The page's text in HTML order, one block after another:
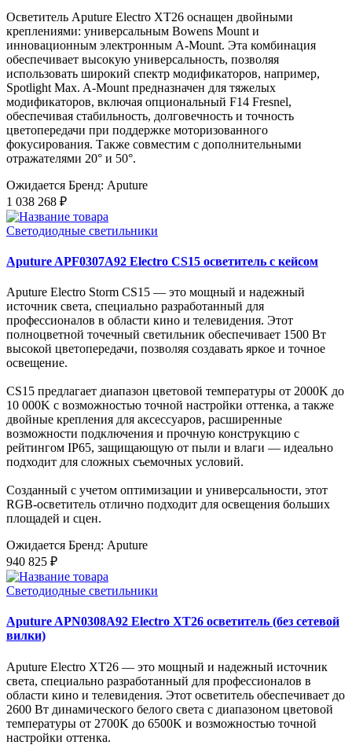
Осветитель Aputure Electro XT26 оснащен двойными
креплениями: универсальным Bowens Mount и
инновационным электронным A-Mount. Эта комбинация
обеспечивает высокую универсальность, позволяя
использовать широкий спектр модификаторов, например,
Spotlight Max. A-Mount предназначен для тяжелых
модификаторов, включая опциональный F14 Fresnel,
обеспечивая стабильность, долговечность и точность
цветопередачи при поддержке моторизованного
фокусирования. Также совместим с дополнительными
отражателями 20° и 50°.
Ожидается Бренд: Aputure
1 038 268 ₽
Светодиодные светильники
Aputure APF0307A92 Electro CS15 осветитель с кейсом
Aputure Electro Storm CS15 — это мощный и надежный
источник света, специально разработанный для
профессионалов в области кино и телевидения. Этот
полноцветной точечный светильник обеспечивает 1500 Вт
высокой цветопередачи, позволяя создавать яркое и точное
освещение.
CS15 предлагает диапазон цветовой температуры от 2000K до
10 000K с возможностью точной настройки оттенка, а также
двойные крепления для аксессуаров, расширенные
возможности подключения и прочную конструкцию с
рейтингом IP65, защищающую от пыли и влаги — идеально
подходит для сложных съемочных условий.
Созданный с учетом оптимизации и универсальности, этот
RGB-осветитель отлично подходит для освещения больших
площадей и сцен.
Ожидается Бренд: Aputure
940 825 ₽
Светодиодные светильники
Aputure APN0308A92 Electro XT26 осветитель (без сетевой
вилки)
Aputure Electro XT26 — это мощный и надежный источник
света, специально разработанный для профессионалов в
области кино и телевидения. Этот осветитель обеспечивает до
2600 Вт динамического белого света с диапазоном цветовой
температуры от 2700K до 6500K и возможностью точной
настройки оттенка.